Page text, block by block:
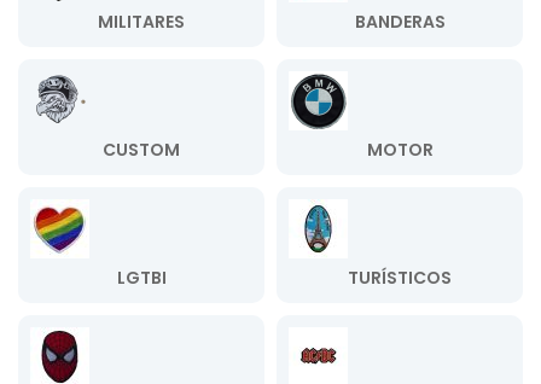
MILITARES BANDERAS
CUSTOM MOTOR
LGTBI TURÍSTICOS